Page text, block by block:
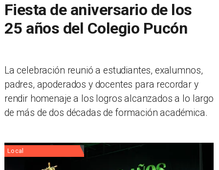
Fiesta de aniversario de los
25 años del Colegio Pucón
​La celebración reunió a estudiantes, exalumnos,
padres, apoderados y docentes para recordar y
rendir homenaje a los logros alcanzados a lo largo
de más de dos décadas de formación académica.
Local